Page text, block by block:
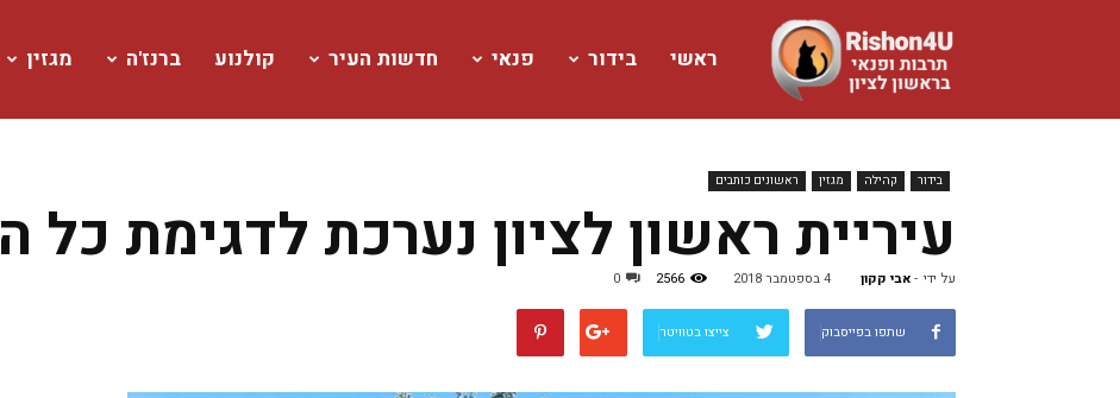
www.rishon4u.co.il
ראשי בידור פנאי חדשות העיר קולנוע ברנז'ה מגזין
בידור קהילה מגזין ראשונים כותבים
עיריית ראשון לציון נערכת לדגימת כל
על ידי אבי קקון- 4 בספטמבר 2018 2566
0
שתפו בפייסבוק צייצו בטוויטר